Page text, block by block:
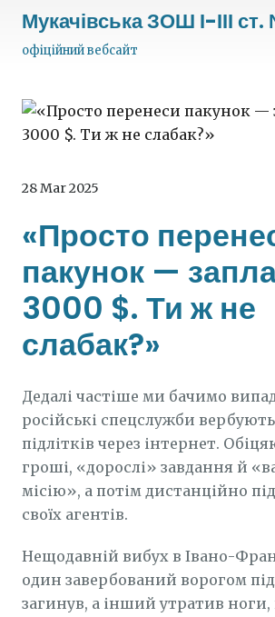
Мукачівська ЗОШ І-ІІІ
офіційний вебсайт
28 Mar 2025
«Просто
пакунок —
3000 $. Ти ж не
слабак?»
Дедалі частіше ми бачимо
російські спецслужби
підлітків через інтернет.
гроші, «дорослі» завдання й
місію», а потім дистанційно
своїх агентів.
Нещодавній вибух в Івано-
один завербований ворогом
загинув, а інший утратив ноги,